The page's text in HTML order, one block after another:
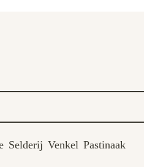
Selderij Venkel Pastinaak